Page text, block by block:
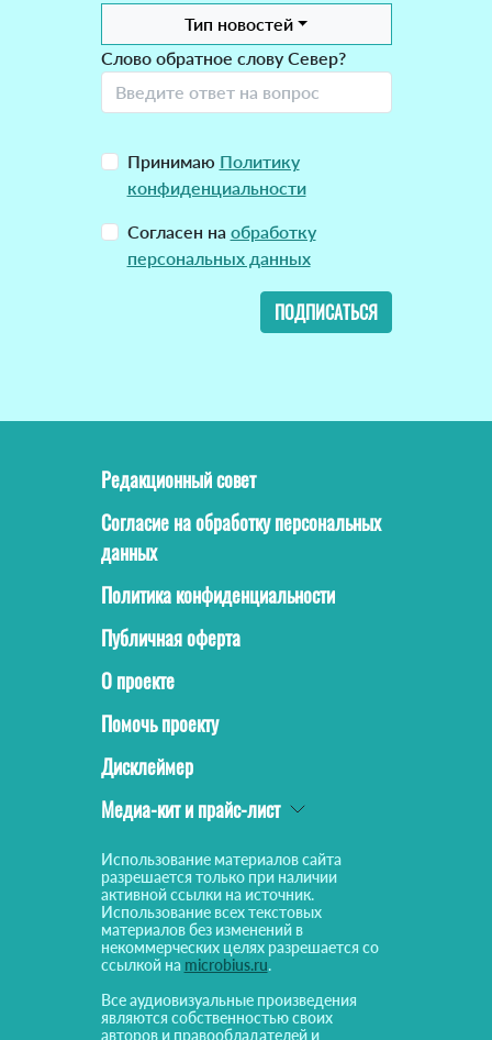
Тип новостей
Слово обратное слову Север?
Принимаю Политику
конфиденциальности
Согласен на обработку
персональных данных
ПОДПИСАТЬСЯ
Редакционный совет
Согласие на обработку персональных
данных
Политика конфиденциальности
Публичная оферта
О проекте
Помочь проекту
Дисклеймер
Медиа-кит и прайс-лист
Использование материалов сайта
разрешается только при наличии
активной ссылки на источник.
Использование всех текстовых
материалов без изменений в
некоммерческих целях разрешается со
ссылкой на microbius.ru.
Все аудиовизуальные произведения
являются собственностью своих
авторов и правообладателей и